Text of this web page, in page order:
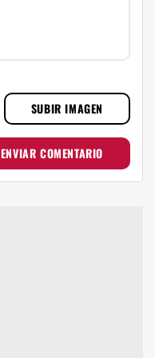
SUBIR IMAGEN
ENVIAR COMENTARIO